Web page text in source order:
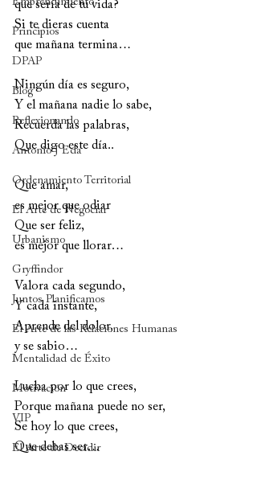
Emprendimiento
Principios
DPAP
Blog
Reflexionando
Antonio J Eda
Ordenamiento Territorial
El Arte de Negociar
Urbanismo
Gryffindor
Juntos Planificamos
El Arte de las Relaciones Humanas
Mentalidad de Éxito
Motivación
VIP
El Arte de Decidir
que sería de tu vida?
Si te dieras cuenta
que mañana termina…
Ningún día es seguro,
Y el mañana nadie lo sabe,
Recuerda las palabras,
Que digo este día..
Que amar,
es mejor que odiar
Que ser feliz,
es mejor que llorar…
Valora cada segundo,
Y cada instante,
Aprende del dolor,
y se sabio…
Lucha por lo que crees,
Porque mañana puede no ser,
Se hoy lo que crees,
Que debas ser…